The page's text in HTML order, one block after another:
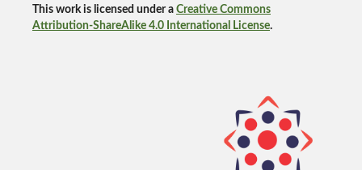
This work is licensed under a Creative Commons
Attribution-ShareAlike 4.0 International License.